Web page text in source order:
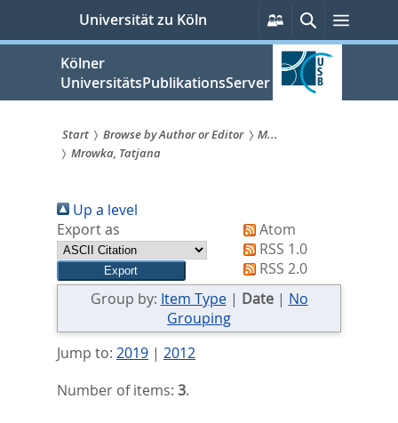
springen
Universität zu Köln
Persönliche
Services
SucheMenü
Kölner
UniversitätsPublikationsServer
Sie
sind
hier:
Start Browse by Author or Editor
M...
Mrowka, Tatjana
Up a level
Export as
Atom
RSS 1.0
RSS 2.0
Group by: Item Type| Date| No
Grouping
Jump to: 2019| 2012
Number of items: 3.